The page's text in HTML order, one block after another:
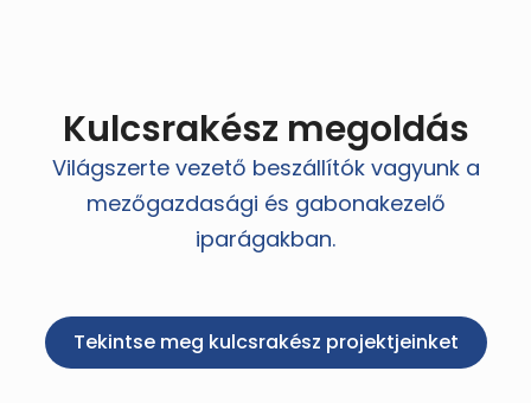
Kulcsrakész megoldás
Világszerte vezető beszállítók vagyunk a
mezőgazdasági és gabonakezelő
iparágakban.
Tekintse meg kulcsrakész projektjeinket